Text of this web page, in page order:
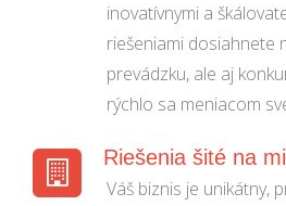
inovatívnymi a
riešeniami dosiahnete
prevádzku, ale aj
rýchlo sa meniacom
Riešenia šité na
Váš biznis je unikátny,